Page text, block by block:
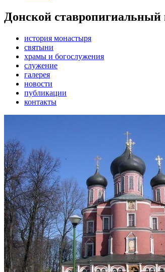
Донской
история монастыря
святыни
храмы и богослужения
служение
галерея
новости
публикации
контакты